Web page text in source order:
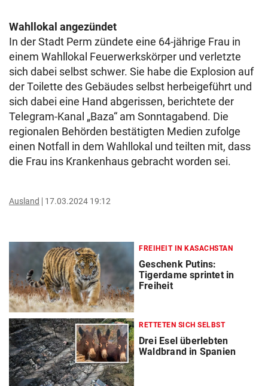
Wahllokal angezündet
In der Stadt Perm zündete eine 64-jährige Frau in
einem Wahllokal Feuerwerkskörper und verletzte
sich dabei selbst schwer. Sie habe die Explosion auf
der Toilette des Gebäudes selbst herbeigeführt und
sich dabei eine Hand abgerissen, berichtete der
Telegram-Kanal „Baza“ am Sonntagabend. Die
regionalen Behörden bestätigten Medien zufolge
einen Notfall in dem Wahllokal und teilten mit, dass
die Frau ins Krankenhaus gebracht worden sei.
Ausland 17.03.2024 19:12
FREIHEIT IN KASACHSTAN
Geschenk Putins:
Tigerdame sprintet in
Freiheit
RETTETEN SICH SELBST
Drei Esel überlebten
Waldbrand in Spanien